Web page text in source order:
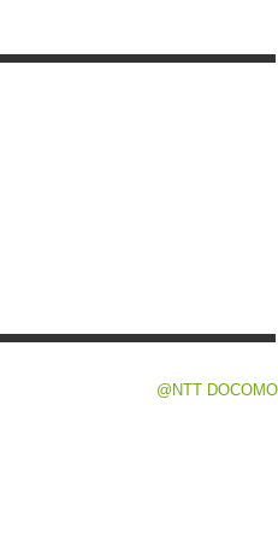
@NTT DOCOMO